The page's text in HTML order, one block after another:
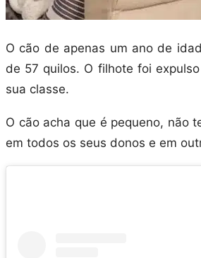
O cão de apenas um ano de
de 57 quilos. O filhote foi
sua classe.
O cão acha que é pequeno, não
em todos os seus donos e em